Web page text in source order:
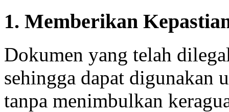
1. Memberikan
Dokumen yang telah
sehingga dapat digunakan
tanpa menimbulkan